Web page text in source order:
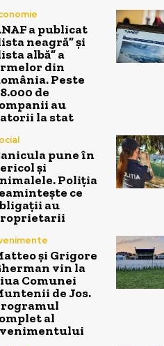
a publicat
neagră” și
albă” a
din
Peste
de
au
la stat
pune în
și
Poliția
ce
au
și Grigore
vin la
Comunei
de Jos.
al